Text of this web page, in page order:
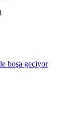
boşa geçiyor